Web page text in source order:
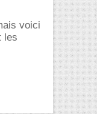
voici
les